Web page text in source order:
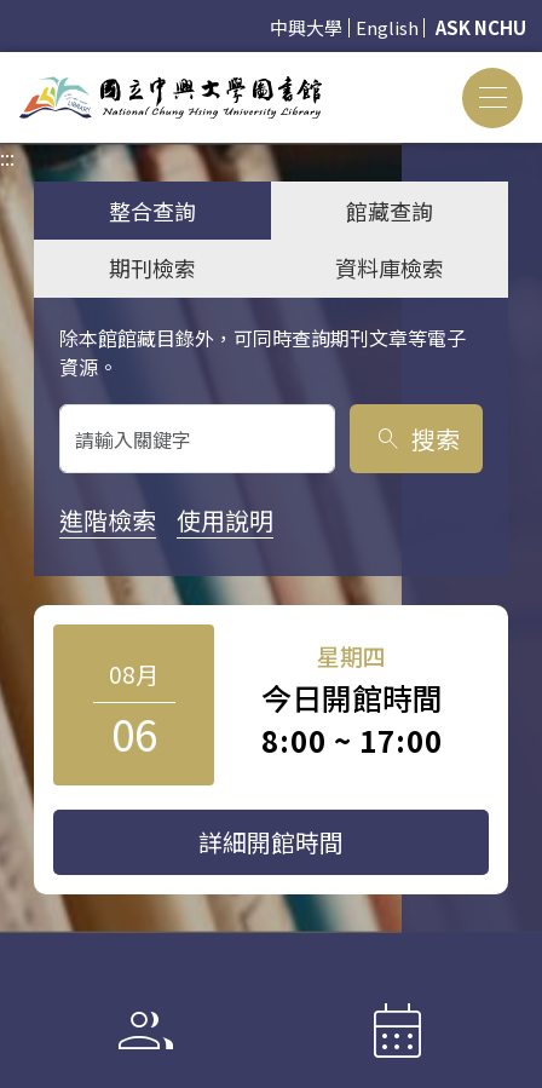
中興大學 English ASK NCHU
:::
整合查詢
館藏查詢
期刊檢索
資料庫檢索
除本館館藏目錄外，可同時查詢期刊文章等電子
資源。
關鍵字搜尋
search 搜索
進階檢索 使用說明
08月
06
星期四
今日開館時間
8:00 ~ 17:00
詳細開館時間
group calendar_month